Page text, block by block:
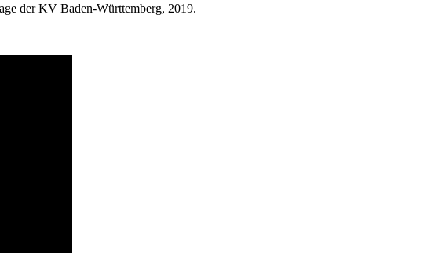
der KV Baden-Württemberg, 2019.